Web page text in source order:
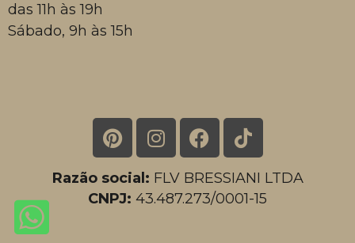
das 11h às 19h
Sábado, 9h às 15h
Razão social: FLV BRESSIANI LTDA
CNPJ: 43.487.273/0001-15